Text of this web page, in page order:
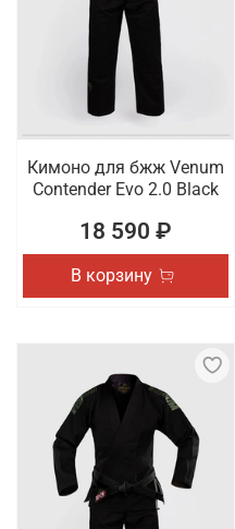
Кимоно для бжж Venum
Contender Evo 2.0 Black
18 590 ₽
В корзину